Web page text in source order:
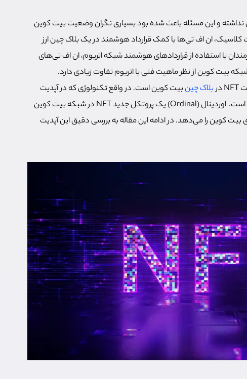
نداشته و این مسئله باعث شده بود بسیاری نگران وضعیت بیت کوین
کلاسیک، ان اف تی‌ها با کمک قرارداد هوشمند در یک بلاک چین ارز
با استفاده از قراردادهای هوشمند شبکه اتریوم، ان اف تی‌های
بلاک چینبیت کوین است. در واقع تکنولوژی که در آپدیت
بیت کوین به کار برده شده به صورت کلی متفاوت است. اوردینال‌ (Ordinal) یک پروتکل جدید NFT در شبکه بیت کوین
بیت کوین را می‌دهد. در ادامه این مقاله به بررسی دقیق این آپدیت